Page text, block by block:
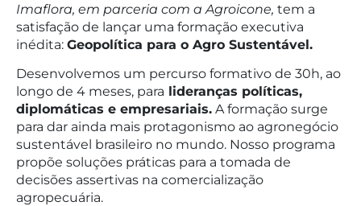
Imaflora, em parceria com a Agroicone, tem a
satisfação de lançar uma formação executiva
inédita: Geopolítica para o Agro Sustentável.
Desenvolvemos um percurso formativo de 30h, ao
longo de 4 meses, para lideranças políticas,
diplomáticas e empresariais. A formação surge
para dar ainda mais protagonismo ao agronegócio
sustentável brasileiro no mundo. Nosso programa
propõe soluções práticas para a tomada de
decisões assertivas na comercialização
agropecuária.